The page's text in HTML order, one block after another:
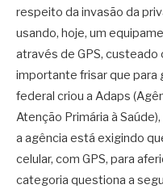
respeito da invasão da
usando, hoje, um
através de GPS,
importante frisar que para
federal criou a Adaps
Atenção Primária à
a agência está exigindo
celular, com GPS, para
categoria questiona a